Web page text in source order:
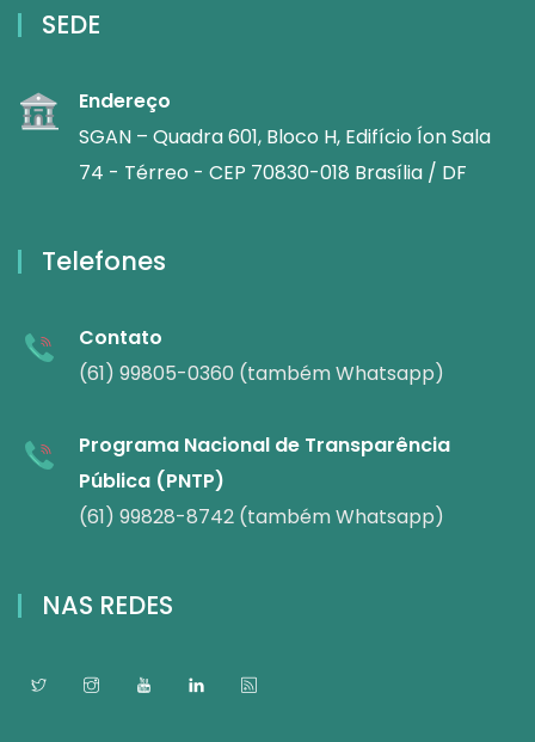
SEDE
Endereço
SGAN – Quadra 601, Bloco H, Edifício Íon Sala
74 - Térreo - CEP 70830-018 Brasília / DF
Telefones
Contato
(61) 99805-0360 (também Whatsapp)
Programa Nacional de Transparência
Pública (PNTP)
(61) 99828-8742 (também Whatsapp)
NAS REDES